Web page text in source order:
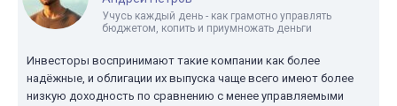
Учусь каждый день - как грамотно управлять
бюджетом, копить и приумножать деньги
Инвесторы воспринимают такие компании как более
надёжные, и облигации их выпуска чаще всего имеют более
низкую доходность по сравнению с менее управляемыми